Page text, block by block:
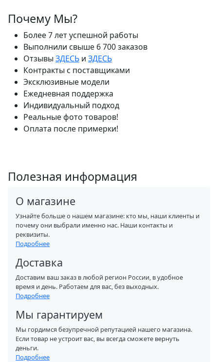
Почему Мы?
Более 7 лет успешной работы
Выполнили свыше 6 700 заказов
Отзывы ЗДЕСЬ и ЗДЕСЬ
Контракты с поставщиками
Эксклюзивные модели
Ежедневная поддержка
Индивидуальный подход
Реальные фото товаров!
Оплата после примерки!
Полезная информация
О магазине
Узнайте больше о нашем магазине: кто мы, наши клиенты и
почему они выбрали именно нас. Наши контакты и
реквизиты.
Подробнее
Доставка
Доставим ваш заказ в любой регион России, в удобное
время и день. Работаем для вас, без выходных.
Подробнее
Мы гарантируем
Мы гордимся безупречной репутацией нашего магазина.
Если товар не устроит вас, вы всегда сможете вернуть
деньги.
Подробнее